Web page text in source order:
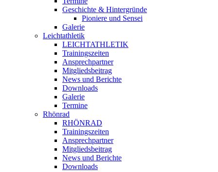
Geschichte & Hintergründe
Pioniere und Sensei
Galerie
Leichtathletik
LEICHTATHLETIK
Trainingszeiten
Ansprechpartner
Mitgliedsbeitrag
News und Berichte
Downloads
Galerie
Termine
Rhönrad
RHÖNRAD
Trainingszeiten
Ansprechpartner
Mitgliedsbeitrag
News und Berichte
Downloads